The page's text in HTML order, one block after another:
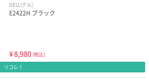
DELL(デル)
E2422H ブラック
¥8,980 (税込)
リコレ！